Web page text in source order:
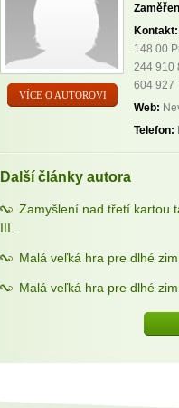
VÍCE O AUTOROVI
Kontakt:
148 00
244 910
604 927
Web:
Telefon:
Další články autora
Zamyšlení nad třetí kartou
III.
Malá veľká hra pre dlhé
Malá veľká hra pre dlhé